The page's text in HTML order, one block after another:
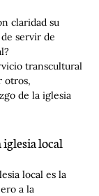
claridad su
servir de
transcultural
otros,
de la iglesia
local
local es la
a la